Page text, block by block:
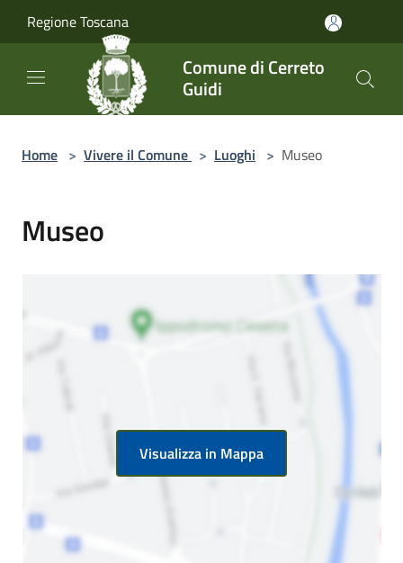
Regione Toscana
Comune di Cerreto
Guidi
Home > Vivere il Comune > Luoghi > Museo
Museo
Visualizza in Mappa